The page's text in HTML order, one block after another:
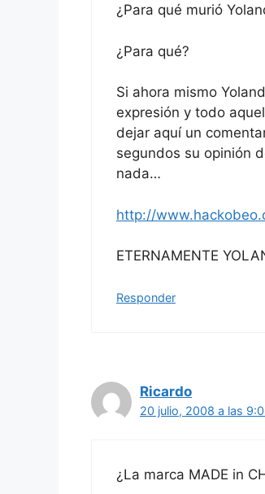
¿Para qué murió
¿Para qué?
Si ahora mismo
expresión y todo
dejar aquí un
segundos su opinión
nada…
http://
ETERNAMENTE
Responder
Ricardo
20 julio, 2008 a las
¿La marca MADE in